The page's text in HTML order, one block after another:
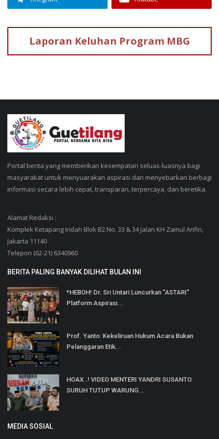
Laporan Keluhan Program MBG
Portal berita yang memberikan kesempatan seluas-luasnya bagi
masyarakat untuk menyuarakan aspirasi dan menyebarkan berbagi
informasi secara lebih cepat, transparan, terpercaya, dan beretika.
Alamat Redaksi :
Komplek Ketapang Indah Blok B2 No. 33 & 34 Jalan KH Zainul Arifin,
Jakarta 11140
Telepon (62-21) 6340960
BERITA PALING BANYAK DILIHAT BULAN INI
*HEBOH! Dr. Sri Untari Luncurkan "ASTARI"
Platform Aspirasi...
Prof. Yanto: Kekeliruan Hukum Acara Bukan
Pelanggaran Etik...
HOAX..! VIDEO MENTERI YANDRI SUSANTO
SURUH TUTUP WARUNG...
MEDIA SOSIAL